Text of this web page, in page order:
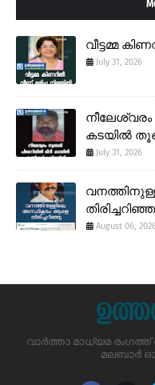
വീട്ടമ്മ
July 31, 2026
നീലേശ്വരം
കടയിൽ
July 31, 2026
August 06,
വാർത്താ മാധ്യമ
മലബാർ